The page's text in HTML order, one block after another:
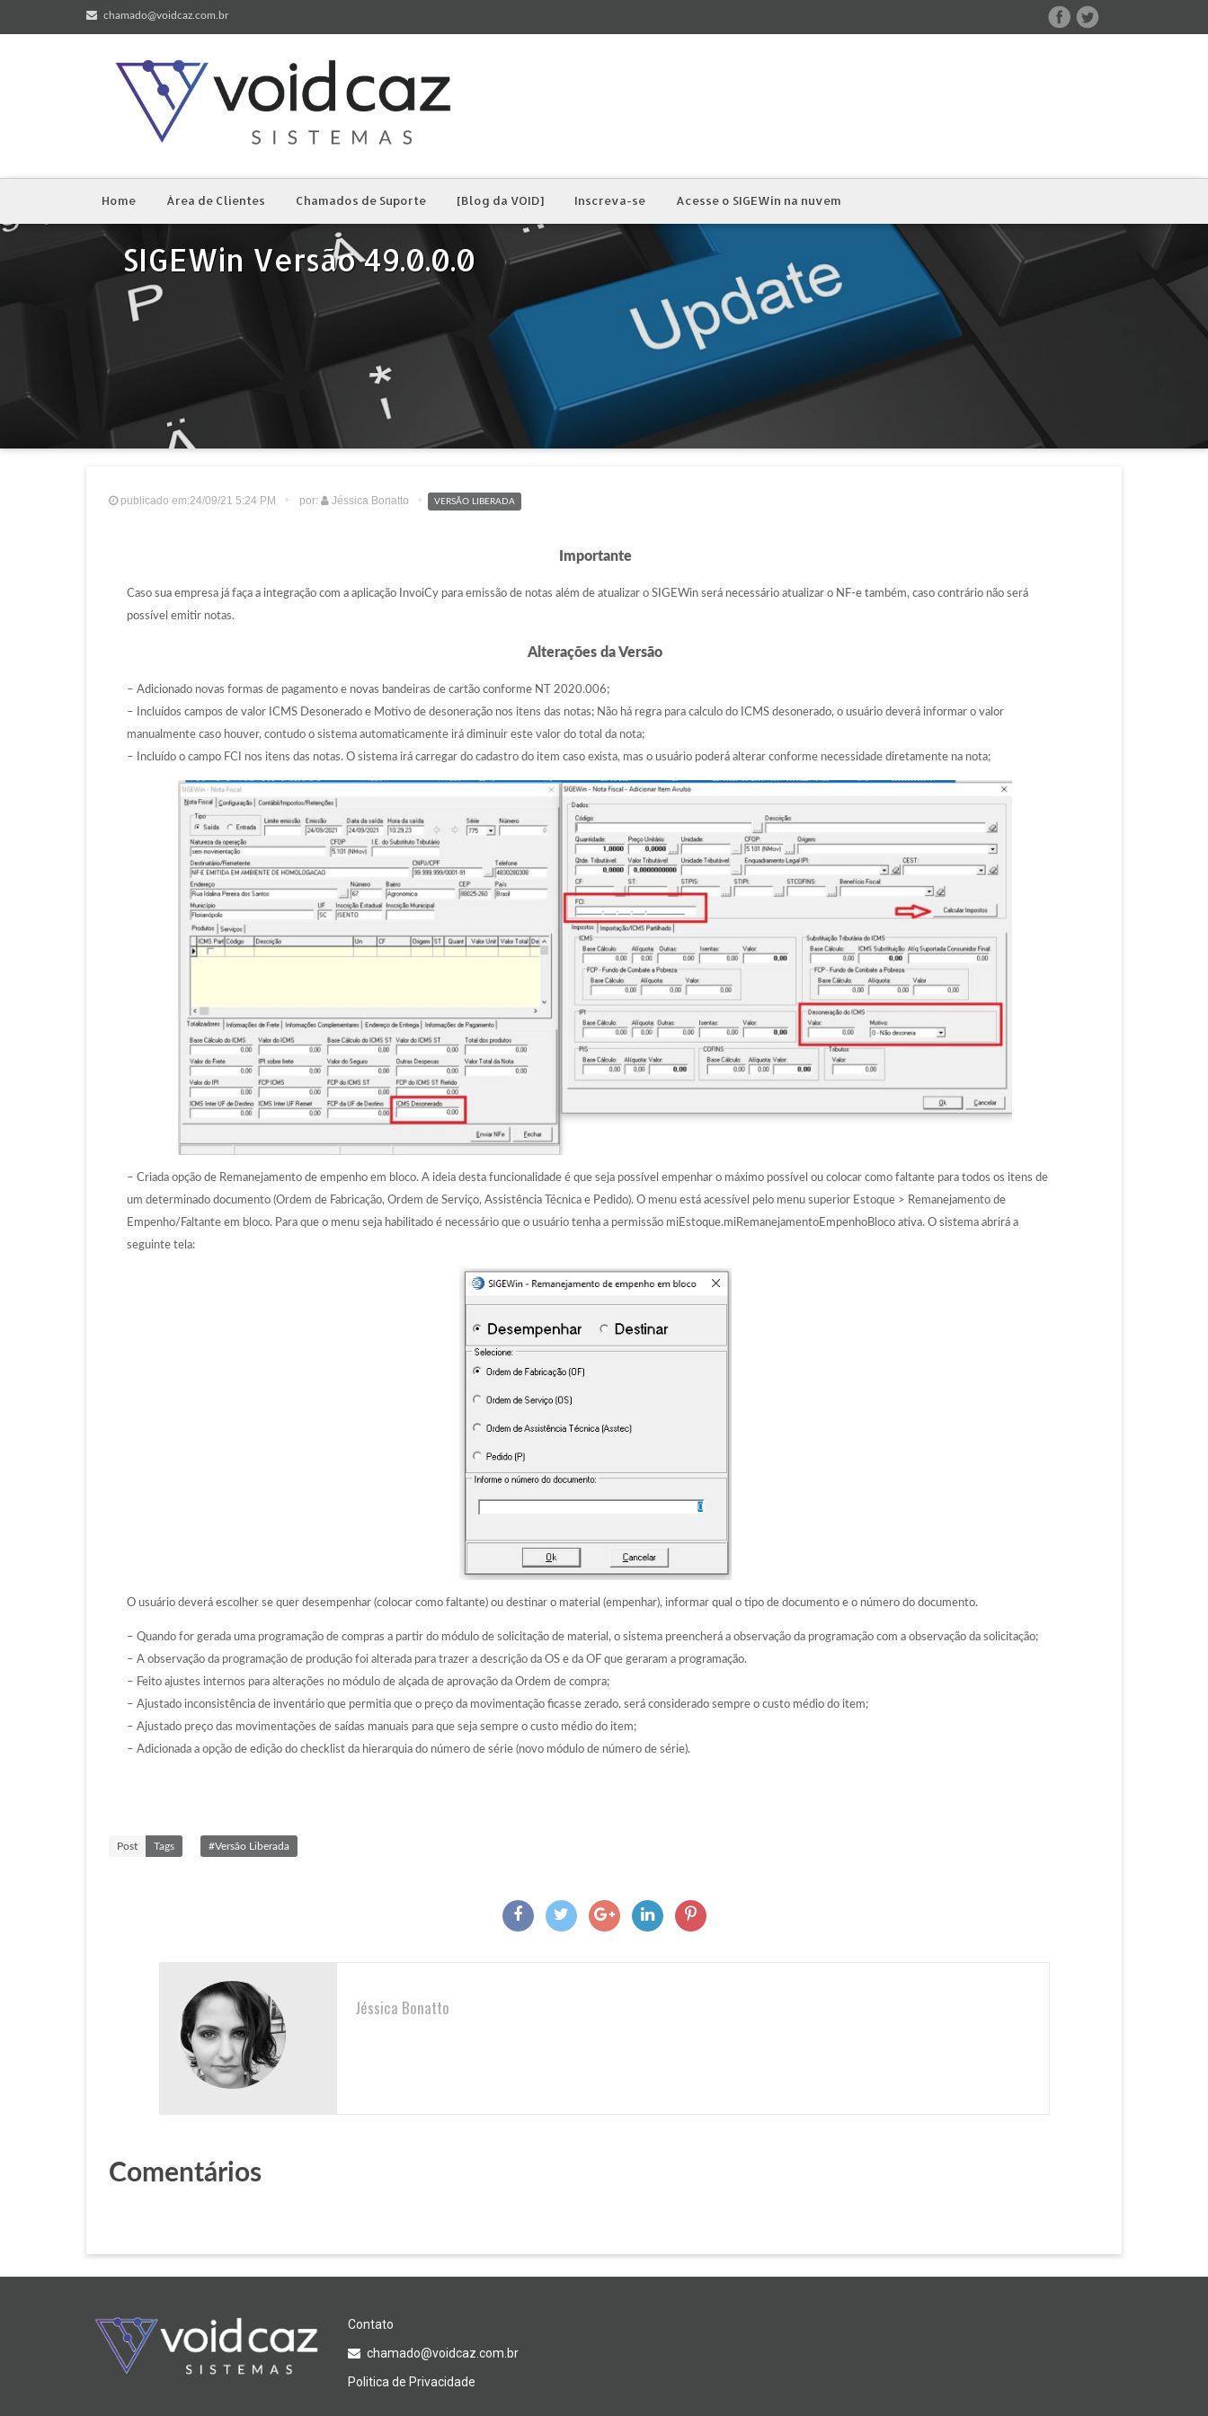
chamado@voidcaz.com.br
Home Área de Clientes Chamados de Suporte [Blog da VOID] Inscreva-se Acesse o SIGEWin na nuvem
SIGEWin Versão 49.0.0.0
publicado em:24/09/21 5:24 PM por: Jéssica Bonatto VERSÃO LIBERADA
Importante
Caso sua empresa já faça a integração com a aplicação InvoiCy para emissão de notas além de atualizar o SIGEWin será necessário atualizar o NF-e também, caso contrário não será
possível emitir notas.
Alterações da Versão
– Adicionado novas formas de pagamento e novas bandeiras de cartão conforme NT 2020.006;
– Incluídos campos de valor ICMS Desonerado e Motivo de desoneração nos itens das notas; Não há regra para calculo do ICMS desonerado, o usuário deverá informar o valor
manualmente caso houver, contudo o sistema automaticamente irá diminuir este valor do total da nota;
– Incluído o campo FCI nos itens das notas. O sistema irá carregar do cadastro do item caso exista, mas o usuário poderá alterar conforme necessidade diretamente na nota;
– Criada opção de Remanejamento de empenho em bloco. A ideia desta funcionalidade é que seja possível empenhar o máximo possível ou colocar como faltante para todos os itens de
um determinado documento (Ordem de Fabricação, Ordem de Serviço, Assistência Técnica e Pedido). O menu está acessível pelo menu superior Estoque > Remanejamento de
Empenho/Faltante em bloco. Para que o menu seja habilitado é necessário que o usuário tenha a permissão miEstoque.miRemanejamentoEmpenhoBloco ativa. O sistema abrirá a
seguinte tela:
O usuário deverá escolher se quer desempenhar (colocar como faltante) ou destinar o material (empenhar), informar qual o tipo de documento e o número do documento.
– Quando for gerada uma programação de compras a partir do módulo de solicitação de material, o sistema preencherá a observação da programação com a observação da solicitação;
– A observação da programação de produção foi alterada para trazer a descrição da OS e da OF que geraram a programação.
– Feito ajustes internos para alterações no módulo de alçada de aprovação da Ordem de compra;
– Ajustado inconsistência de inventário que permitia que o preço da movimentação ficasse zerado, será considerado sempre o custo médio do item;
– Ajustado preço das movimentações de saídas manuais para que seja sempre o custo médio do item;
– Adicionada a opção de edição do checklist da hierarquia do número de série (novo módulo de número de série).
Post Tags #Versão Liberada
Jéssica Bonatto
Comentários
Contato
chamado@voidcaz.com.br
Politica de Privacidade